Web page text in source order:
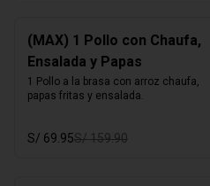
(MAX) 1 Pollo con Chaufa,
Ensalada y Papas
1 Pollo a la brasa con arroz chaufa,
papas fritas y ensalada.
S/ 69.95S/ 159.90